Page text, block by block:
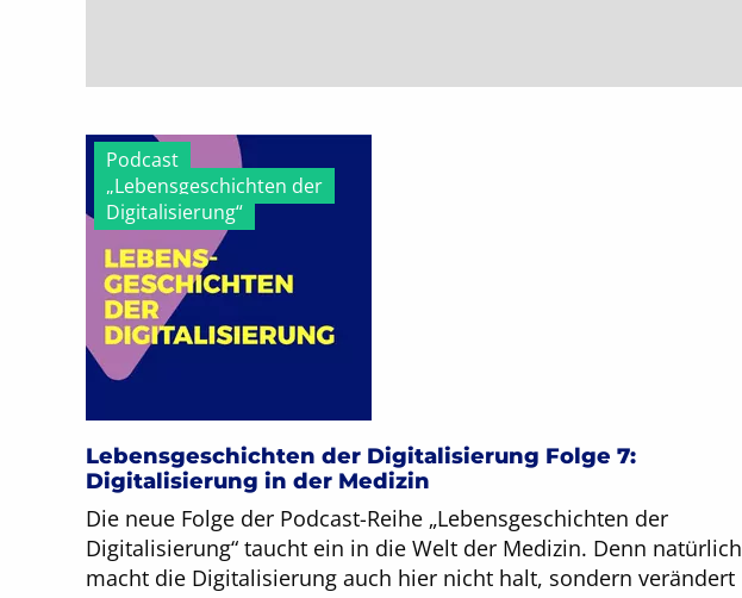
Podcast
„Lebensgeschichten der
Digitalisierung“
Lebensgeschichten der Digitalisierung Folge 7:
Digitalisierung in der Medizin
Die neue Folge der Podcast-Reihe „Lebensgeschichten der
Digitalisierung“ taucht ein in die Welt der Medizin. Denn natürlich
macht die Digitalisierung auch hier nicht halt, sondern verändert